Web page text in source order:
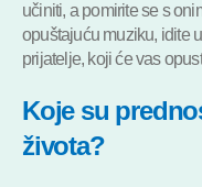
učiniti, a pomirite se s
opuštajuću muziku, idite
prijatelje, koji će vas
Koje su
života?